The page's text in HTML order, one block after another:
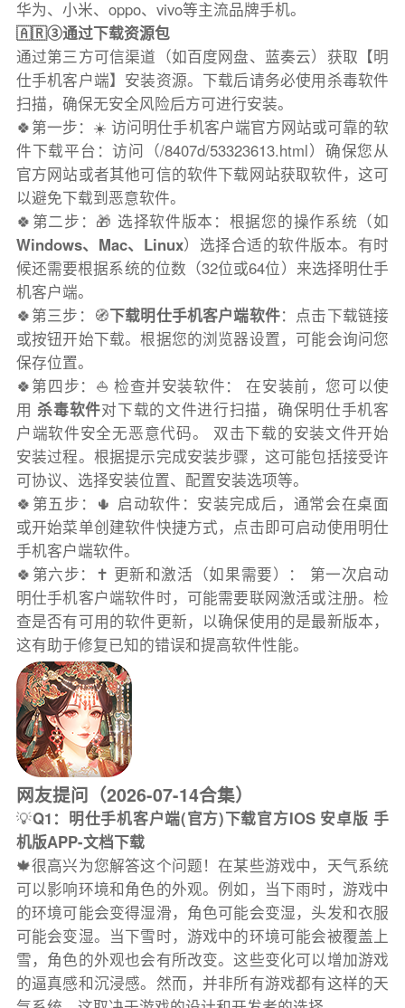
华为、小米、oppo、vivo等主流品牌手机。
🇦🇷③通过下载资源包
通过第三方可信渠道（如百度网盘、蓝奏云）获取【明
仕手机客户端】安装资源。下载后请务必使用杀毒软件
扫描，确保无安全风险后方可进行安装。
🍀第一步：☀️ 访问明仕手机客户端官方网站或可靠的软
件下载平台：访问（/8407d/53323613.html）确保您从
官方网站或者其他可信的软件下载网站获取软件，这可
以避免下载到恶意软件。
🍀第二步：🎁 选择软件版本：根据您的操作系统（如
Windows、Mac、Linux）选择合适的软件版本。有时
候还需要根据系统的位数（32位或64位）来选择明仕手
机客户端。
🍀第三步：🧭下载明仕手机客户端软件：点击下载链接
或按钮开始下载。根据您的浏览器设置，可能会询问您
保存位置。
🍀第四步：⛵️ 检查并安装软件： 在安装前，您可以使
用杀毒软件对下载的文件进行扫描，确保明仕手机客
户端软件安全无恶意代码。 双击下载的安装文件开始
安装过程。根据提示完成安装步骤，这可能包括接受许
可协议、选择安装位置、配置安装选项等。
🍀第五步：🌵 启动软件：安装完成后，通常会在桌面
或开始菜单创建软件快捷方式，点击即可启动使用明仕
手机客户端软件。
🍀第六步：✝️ 更新和激活（如果需要）： 第一次启动
明仕手机客户端软件时，可能需要联网激活或注册。检
查是否有可用的软件更新，以确保使用的是最新版本，
这有助于修复已知的错误和提高软件性能。
网友提问（2026-07-14合集）
💡Q1：明仕手机客户端(官方)下载官方IOS 安卓版 手
机版APP-文档下载
🍁很高兴为您解答这个问题！在某些游戏中，天气系统
可以影响环境和角色的外观。例如，当下雨时，游戏中
的环境可能会变得湿滑，角色可能会变湿，头发和衣服
可能会变湿。当下雪时，游戏中的环境可能会被覆盖上
雪，角色的外观也会有所改变。这些变化可以增加游戏
的逼真感和沉浸感。然而，并非所有游戏都有这样的天